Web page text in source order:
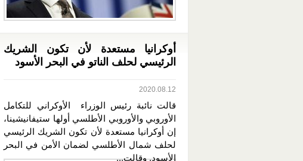
أوكرانيا مستعدة لأن تكون الشريك
الرئيسي لحلف الناتو في البحر الأسود
2020.08.12
قالت نائبة رئيس الوزراء الأوكراني للتكامل
الأوروبي والأوروبي الأطلسي أولها ستيفانيشينا،
إن أوكرانيا مستعدة لأن تكون الشريك الرئيسي
لحلف شمال الأطلسي لضمان الأمن في البحر
الأسود. وقالت...